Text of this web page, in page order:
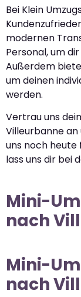
Bei Klein
modernen
Personal, um
Außerdem
um deinen
werden.
Vertrau uns
Villeurbanne
uns noch heute
lass uns dir bei
Mini-
nach
Mini-
nach